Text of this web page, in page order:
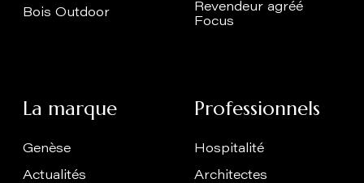
Bois Outdoor
Revendeur agréé
Focus
La marque
Genèse
Actualités
Professionnels
Hospitalité
Architectes